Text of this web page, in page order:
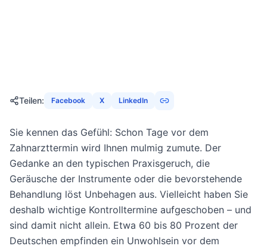
Teilen: Facebook X LinkedIn
Sie kennen das Gefühl: Schon Tage vor dem
Zahnarzttermin wird Ihnen mulmig zumute. Der
Gedanke an den typischen Praxisgeruch, die
Geräusche der Instrumente oder die bevorstehende
Behandlung löst Unbehagen aus. Vielleicht haben Sie
deshalb wichtige Kontrolltermine aufgeschoben – und
sind damit nicht allein. Etwa 60 bis 80 Prozent der
Deutschen empfinden ein Unwohlsein vor dem